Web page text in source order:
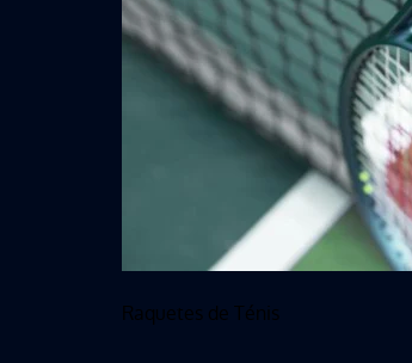
Raquetes de Ténis